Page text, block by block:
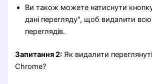
Ви також можете натиснути
дані перегляду", щоб видалити всю
переглядів.
Запитання 2: Як видалити
Chrome?